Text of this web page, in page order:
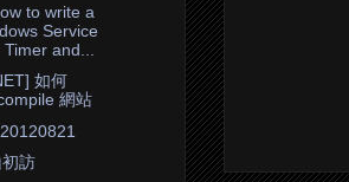
to write a
Service
and...
如何
網站
訪